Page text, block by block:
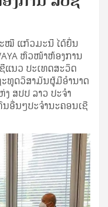
ໝີ ແກ້ວມະນີ ໄດ້ຍື່ນ
ຫົວໜ້າຫ້ອງການ
ແນວ ປະເທດສະວິດ
ທູດວິສາມັນຜູ້ມີອໍານາດ
ສປປ ລາວ ປະຈໍາ
ອື່ນໆປະຈຳນະຄອນເຊີ​